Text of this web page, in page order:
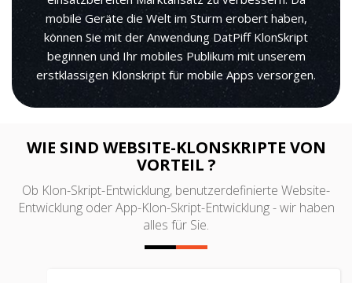
mobile Geräte die Welt im Sturm erobert haben,
können Sie mit der Anwendung DatPiff KlonSkript
beginnen und Ihr mobiles Publikum mit unserem
erstklassigen Klonskript für mobile Apps versorgen.
WIE SIND WEBSITE-KLONSKRIPTE VON
VORTEIL ?
Ob Klon-Skript-Entwicklung, benutzerdefinierte Website-
Entwicklung oder App-Klon-Skript-Entwicklung - wir haben
alles für Sie.